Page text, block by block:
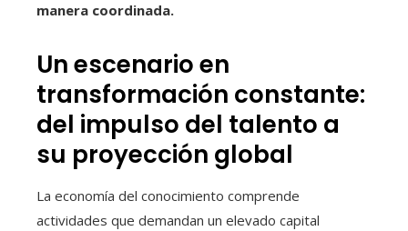
manera coordinada.
Un escenario en
transformación constante:
del impulso del talento a
su proyección global
La economía del conocimiento comprende
actividades que demandan un elevado capital